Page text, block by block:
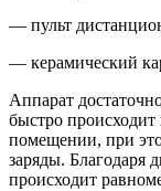
— пульт
— керамический
Аппарат
быстро происходит
помещении, при
заряды. Благодаря
происходит